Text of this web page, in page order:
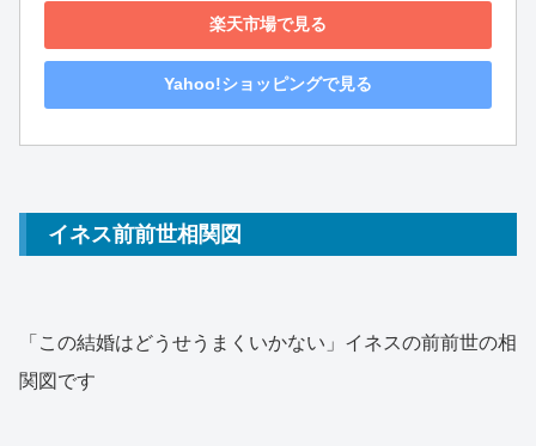
楽天市場で見る
Yahoo!ショッピングで見る
イネス前前世相関図
「この結婚はどうせうまくいかない」イネスの前前世の相
関図です